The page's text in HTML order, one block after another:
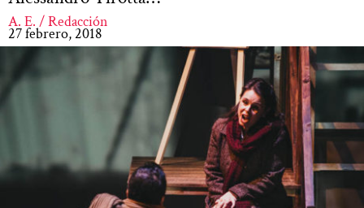
A. E. / Redacción
27 febrero, 2018